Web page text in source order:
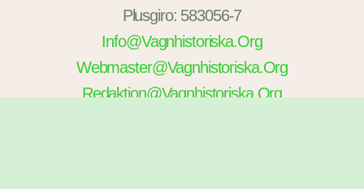
Plusgiro: 583056-7
Info@vagnhistoriska.org
Webmaster@vagnhistoriska.org
Redaktion@vagnhistoriska.org